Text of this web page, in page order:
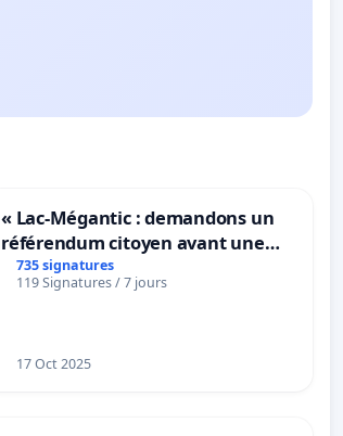
« Lac-Mégantic : demandons un
référendum citoyen avant une
transformation irréversible de
notre territoire »
735 signatures
119 Signatures / 7 jours
17 Oct 2025